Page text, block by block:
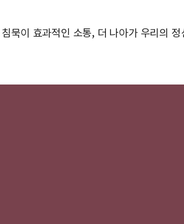
묵이 효과적인 소통, 더 나아가 우리의